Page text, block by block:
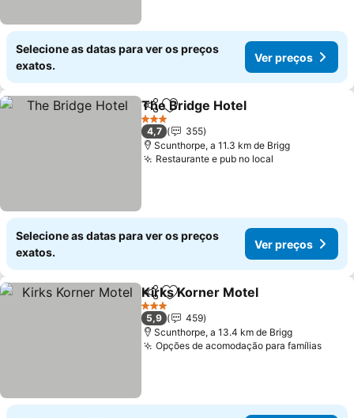
Selecione as datas para ver os preços
exatos.
Ver preços
PartilharAdicionar aos favoritos
The Bridge Hotel
3 Estrelas
4,7
355
Scunthorpe, a 11.3 km de Brigg
Restaurante e pub no local
Selecione as datas para ver os preços
exatos.
Ver preços
PartilharAdicionar aos favoritos
Kirks Korner Motel
3 Estrelas
5,9
459
Scunthorpe, a 13.4 km de Brigg
Opções de acomodação para famíliasVer